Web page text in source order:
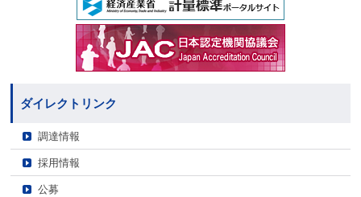
ダイレクトリンク
調達情報
採用情報
公募